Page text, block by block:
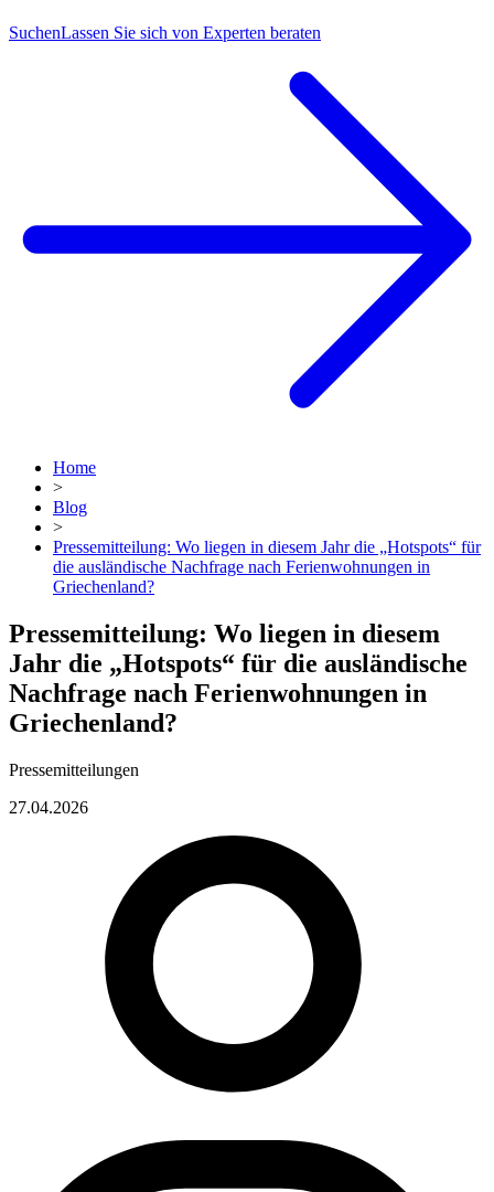
SuchenLassen Sie sich von Experten beraten
Home
>
Blog
>
Pressemitteilung: Wo liegen in diesem Jahr die „Hotspots“ für
die ausländische Nachfrage nach Ferienwohnungen in
Griechenland?
Pressemitteilung: Wo liegen in diesem
Jahr die „Hotspots“ für die ausländische
Nachfrage nach Ferienwohnungen in
Griechenland?
Pressemitteilungen
27.04.2026